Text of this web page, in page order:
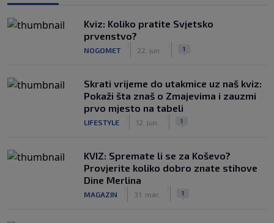
Kviz: Koliko pratite Svjetsko
prvenstvo?
NOGOMET 22. jun. 1
Skrati vrijeme do utakmice uz naš kviz:
Pokaži šta znaš o Zmajevima i zauzmi
prvo mjesto na tabeli
LIFESTYLE 12. jun. 1
KVIZ: Spremate li se za Koševo?
Provjerite koliko dobro znate stihove
Dine Merlina
MAGAZIN 31. mar. 1